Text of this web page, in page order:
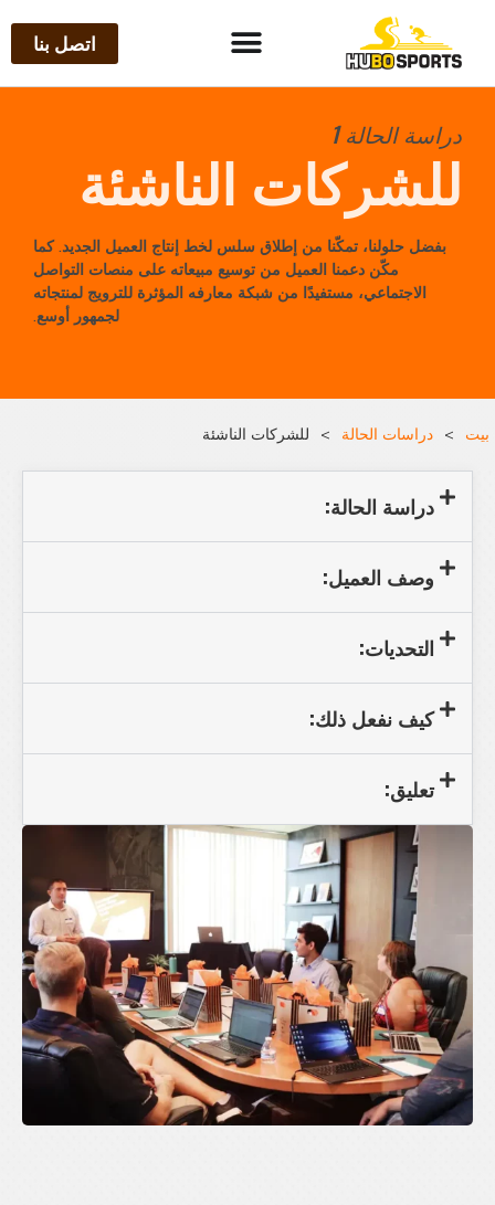
اتصل بنا
دراسة الحالة 1
للشركات الناشئة
بفضل حلولنا، تمكّنا من إطلاق سلس لخط إنتاج العميل الجديد. كما
مكّن دعمنا العميل من توسيع مبيعاته على منصات التواصل
الاجتماعي، مستفيدًا من شبكة معارفه المؤثرة للترويج لمنتجاته
لجمهور أوسع.
بيت > دراسات الحالة > للشركات الناشئة
دراسة الحالة:
وصف العميل:
التحديات:
كيف نفعل ذلك:
تعليق: